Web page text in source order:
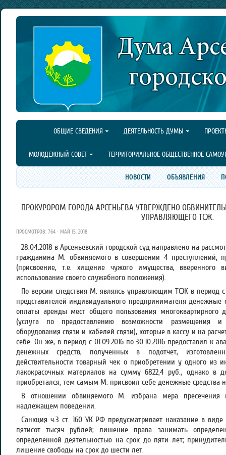
ОБЩИЕ СВЕДЕНИЯ ДЕЯТЕЛЬНОСТЬ ДУМЫ
МОЛОДЕЖНЫЙ СОВЕТ ТЕРРИТОРИАЛЬНОЕ ОБЩЕСТВЕННОЕ
НОВОСТИ ОБЪЯВЛЕНИЯ
ПРОКУРОРОМ ГОРОДА АРСЕНЬЕВА УТВЕРЖДЕНО
УПРАВЛЯЮЩЕГО ТСЖ.
ПРОСМОТРОВ: 764 · МАЙ 15, 2018
28.04.2018 в Арсеньевский городской суд направлено на
гражданина М. обвиняемого в совершении 4 преступлений,
(присвоение, т.е. хищение чужого имущества, вверенного
использование своего служебного положения).
По версии следствия М. являясь управляющим ТСЖ в период
представителей индивидуального предпринимателя денежные
оплаты аренды мест общего пользования многоквартирного
(услуга по предоставлению возможности размещения и
оборудования связи и кабелей связи), которые в кассу и на
себе. Он же, в период с 01.09.2016 по 30.10.2016 предоставил к
денежных средств, полученных в подотчет,
действительности товарный чек о приобретении у одного из
лакокрасочных материалов на сумму 6822,4 руб., однако в
приобретался, тем самым М. присвоил себе денежные средства
В отношении обвиняемого М. избрана мера
надлежащем поведении.
Санкция ч.3 ст. 160 УК РФ предусматривает наказание в
пятисот тысяч рублей; лишение права занимать
определенной деятельностью на срок до пяти лет;
лишение свободы на срок до шести лет.